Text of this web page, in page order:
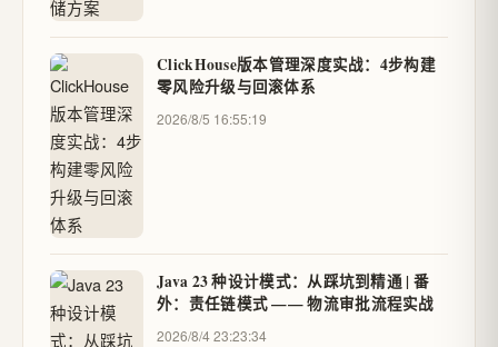
ClickHouse版本管理深度实战：4步构建
零风险升级与回滚体系
2026/8/5 16:55:19
Java 23 种设计模式：从踩坑到精通 | 番
外：责任链模式 —— 物流审批流程实战
2026/8/4 23:23:34